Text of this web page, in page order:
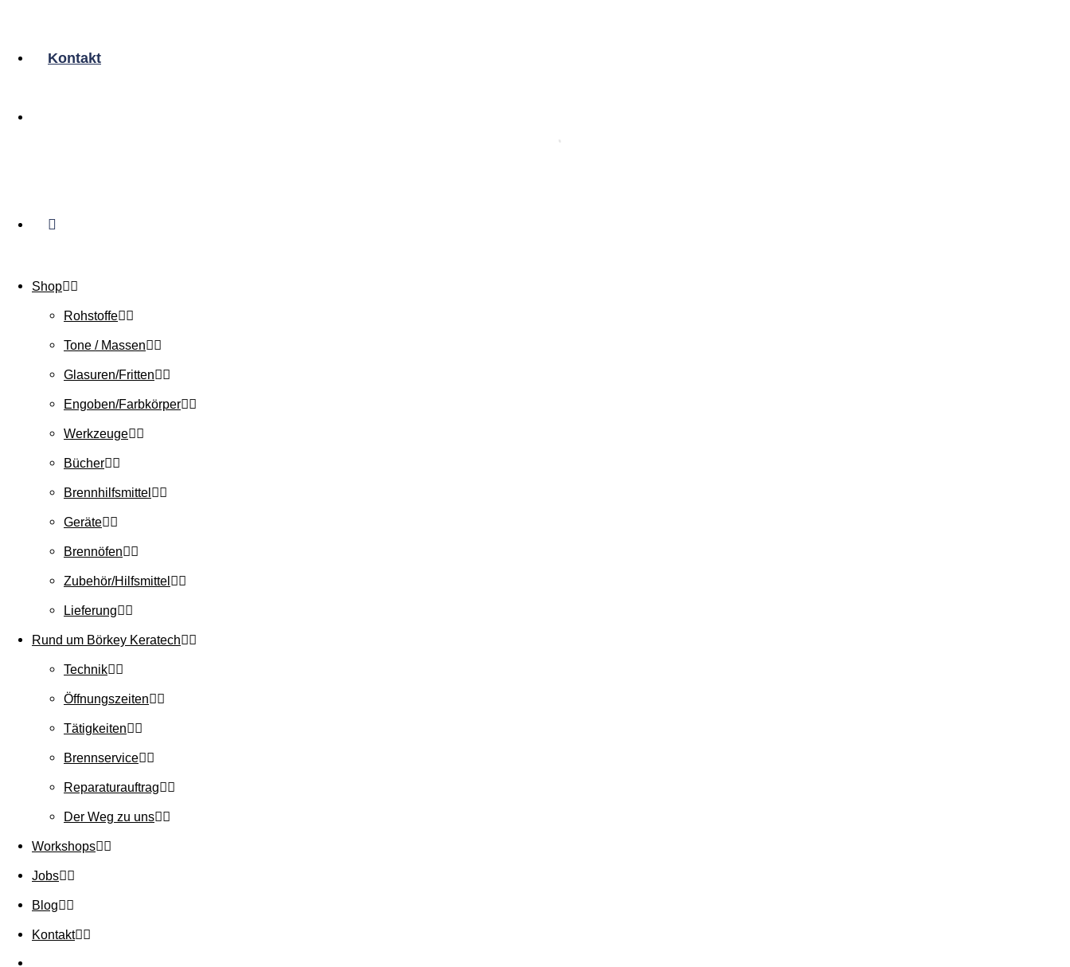
Kontakt
Shop
Rohstoffe
Tone / Massen
Glasuren/Fritten
Engoben/Farbkörper
Werkzeuge
Bücher
Brennhilfsmittel
Geräte
Brennöfen
Zubehör/Hilfsmittel
Lieferung
Rund um Börkey Keratech
Technik
Öffnungszeiten
Tätigkeiten
Brennservice
Reparaturauftrag
Der Weg zu uns
Workshops
Jobs
Blog
Kontakt